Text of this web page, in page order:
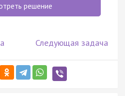
решение
Следующая задача